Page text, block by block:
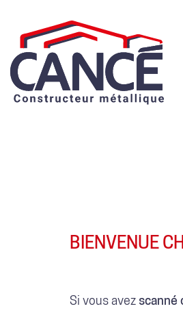
BIENVENUE
Si vous avez scanné